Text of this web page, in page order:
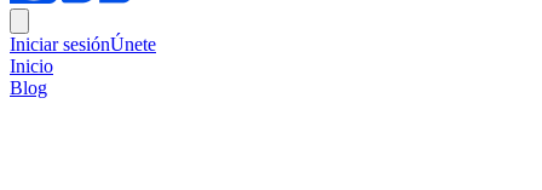
Iniciar sesiónÚnete
Inicio
Blog